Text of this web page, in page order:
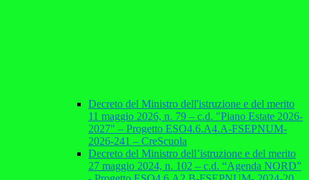
Decreto del Ministro dell'istruzione e del merito
11 maggio 2026, n. 79 – c.d. "Piano Estate 2026-
2027" – Progetto ESO4.6.A4.A-FSEPNUM-
2026-241 – CreScuola
Decreto del Ministro dell’istruzione e del merito
27 maggio 2024, n. 102 – c.d. “Agenda NORD”